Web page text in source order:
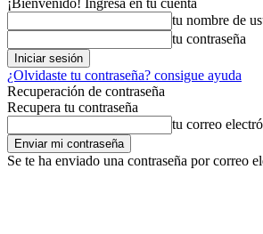
tu nombre de
tu contraseña
¿Olvidaste tu contraseña? consigue ayuda
Recuperación de contraseña
Recupera tu contraseña
tu correo
Se te ha enviado una contraseña por correo